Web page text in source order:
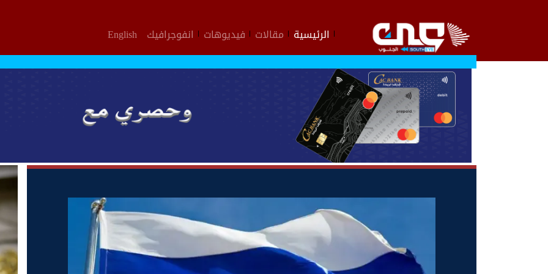
الرئيسية مقالات فيديوهات انفوجرافيك English